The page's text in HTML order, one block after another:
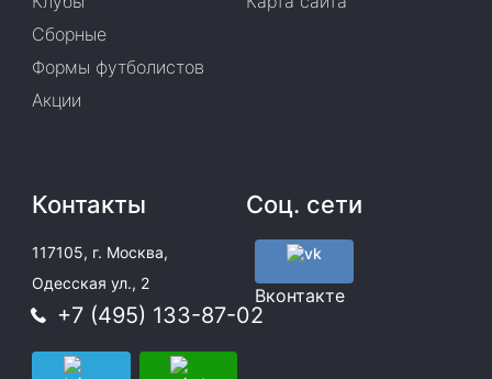
Сборные
Формы футболистов
Акции
Контакты
117105, г. Москва,
Одесская ул., 2
+7 (495) 133-87-02
Соц. сети
Вконтакте